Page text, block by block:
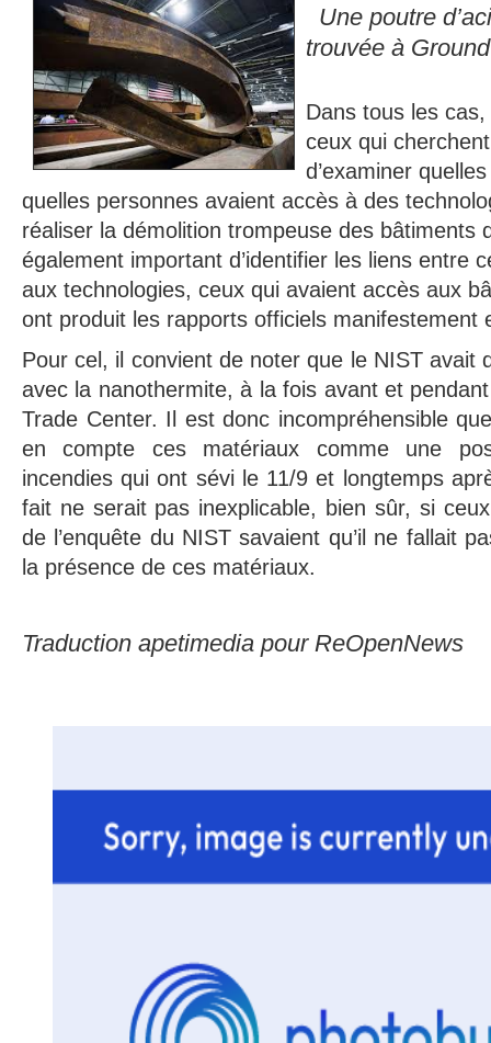
Une poutre
trouvée à
Dans tous les
ceux qui
d’examiner
quelles personnes avaient accès à des
réaliser la démolition trompeuse des bâtiments
également important d’identifier les liens entre
aux technologies, ceux qui avaient accès aux
ont produit les rapports officiels manifestement
Pour cel, il convient de noter que le NIST avait
avec la nanothermite, à la fois avant et
Trade Center. Il est donc incompréhensible
en compte ces matériaux comme une
incendies qui ont sévi le 11/9 et longtemps
fait ne serait pas inexplicable, bien sûr, si
de l’enquête du NIST savaient qu’il ne fallait
la présence de ces matériaux.
Traduction apetimedia pour ReOpenNews